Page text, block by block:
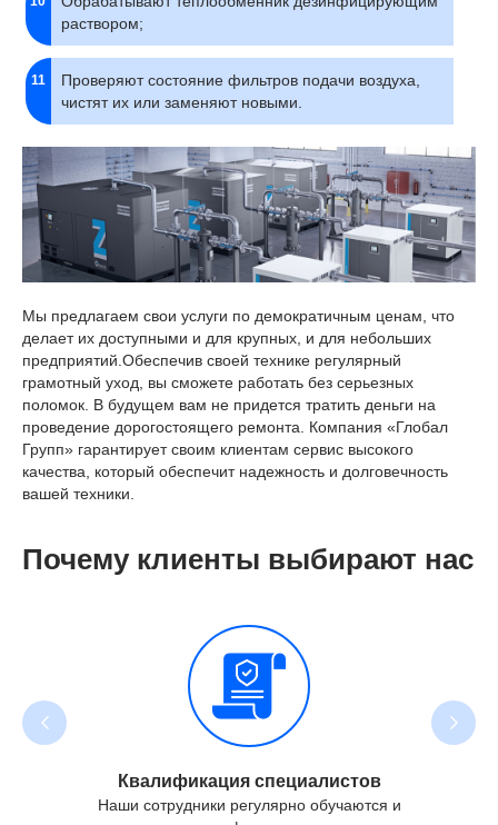
раствором;
Проверяют состояние фильтров подачи воздуха,
чистят их или заменяют новыми.
Мы предлагаем свои услуги по демократичным ценам, что
делает их доступными и для крупных, и для небольших
предприятий.Обеспечив своей технике регулярный
грамотный уход, вы сможете работать без серьезных
поломок. В будущем вам не придется тратить деньги на
проведение дорогостоящего ремонта. Компания «Глобал
Групп» гарантирует своим клиентам сервис высокого
качества, который обеспечит надежность и долговечность
вашей техники.
Почему клиенты выбирают нас
Квалификация специалистов
Наши сотрудники регулярно обучаются и